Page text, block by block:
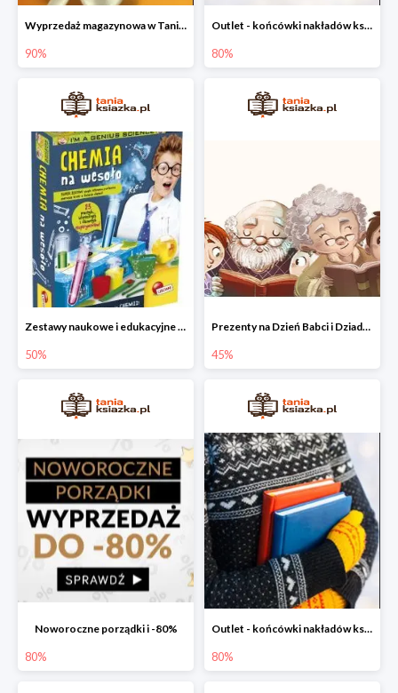
Wyprzedaż magazynowa w Taniej Książce do -90%
90%
Outlet - końcówki nakładów książek do -80%
80%
Zestawy naukowe i edukacyjne dla dzieci w Taniej Książce do -50%
50%
Prezenty na Dzień Babci i Dziadka do -45% w Taniej Książce
45%
Noworoczne porządki i -80%
80%
Outlet - końcówki nakładów książek
80%